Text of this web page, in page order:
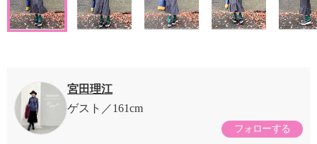
宮田理江
ゲスト
161cm
フォローする